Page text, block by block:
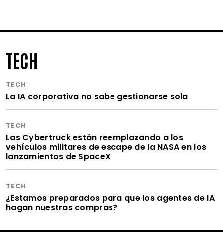
TECH
TECH
La IA corporativa no sabe gestionarse sola
TECH
Las Cybertruck están reemplazando a los
vehículos militares de escape de la NASA en los
lanzamientos de SpaceX
TECH
¿Estamos preparados para que los agentes de IA
hagan nuestras compras?